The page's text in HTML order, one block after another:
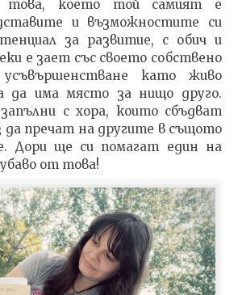
това, което той самият е
и възможностите си
за развитие, с обич и
е зает със своето собствено
като живо
да има място за нищо друго.
с хора, които сбъдват
да пречат на другите в същото
Дори ще си помагат един на
от това!